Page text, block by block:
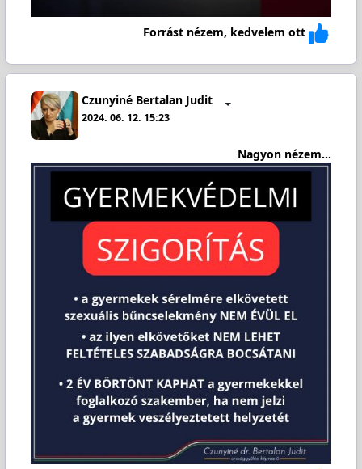
Forrást nézem, kedvelem ott
Czunyiné Bertalan Judit
2024. 06. 12. 15:23
Nagyon nézem...